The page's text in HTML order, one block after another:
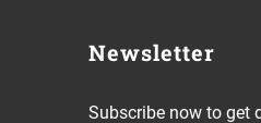
Newsletter
Subscribe now to get